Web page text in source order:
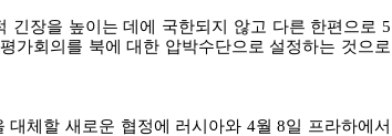
긴장을 높이는 데에 국한되지 않고 다른 한편으로 5
가회의를 북에 대한 압박수단으로 설정하는 것으로
대체할 새로운 협정에 러시아와 4월 8일 프라하에서